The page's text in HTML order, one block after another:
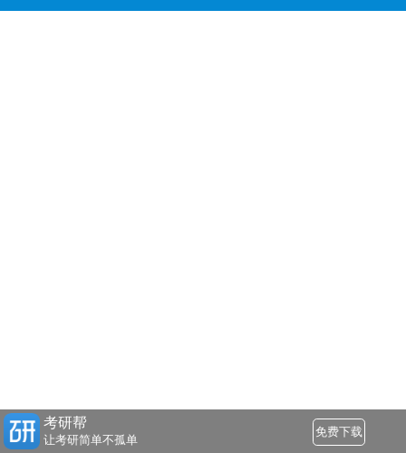
考研帮
让考研简单不孤单
免费下载